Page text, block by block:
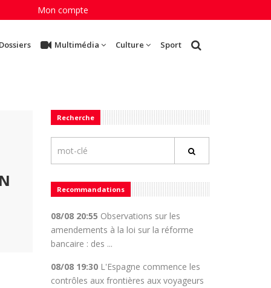
Mon compte
Multimédia Culture Sport
Recherche
Recommandations
08/08 20:55 Observations sur les
amendements à la loi sur la réforme
bancaire : des ...
08/08 19:30L'Espagne commence les
contrôles aux frontières aux voyageurs